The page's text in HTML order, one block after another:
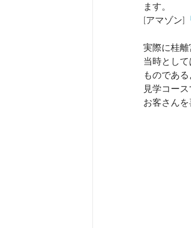
ます。
[アマゾン]
実際に桂
当時とし
ものである
見学コー
お客さん